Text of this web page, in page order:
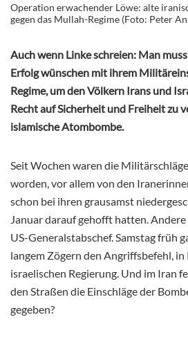
Operation erwachender Löwe: alte
gegen das Mullah-Regime (Foto: Peter
Auch wenn Linke schreien: Man
Erfolg wünschen mit ihrem
Regime, um den Völkern Irans und
Recht auf Sicherheit und Freiheit zu
islamische Atombombe.
Seit Wochen waren die
worden, vor allem von den
schon bei ihren grausamst
Januar darauf gehofft hatten.
US-Generalstabschef. Samstag früh
langem Zögern den Angriffsbefehl,
israelischen Regierung. Und im Iran
den Straßen die Einschläge der
gegeben?